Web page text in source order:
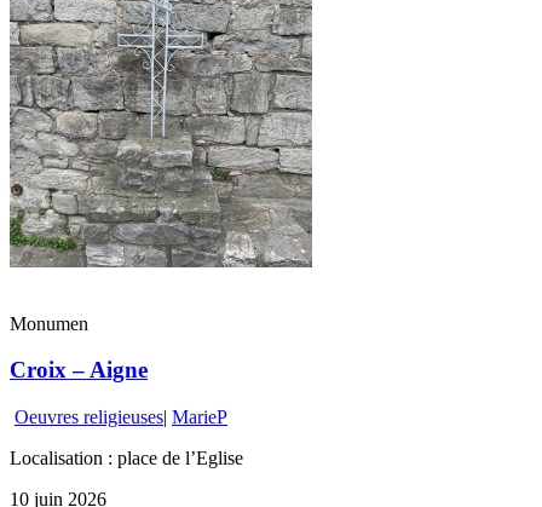
Monumen
Croix – Aigne
Oeuvres religieuses| MarieP
Localisation : place de l’Eglise
10 juin 2026